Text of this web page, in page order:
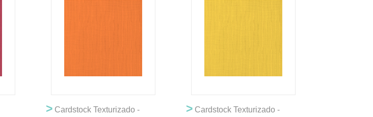
>Cardstock Texturizado -
>Cardstock Texturizado -